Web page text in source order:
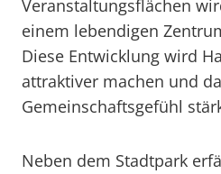
Veranstaltungsflächen
einem lebendigen
Diese Entwicklung wird
attraktiver machen und
Gemeinschaftsgefühl
Neben dem Stadtpark